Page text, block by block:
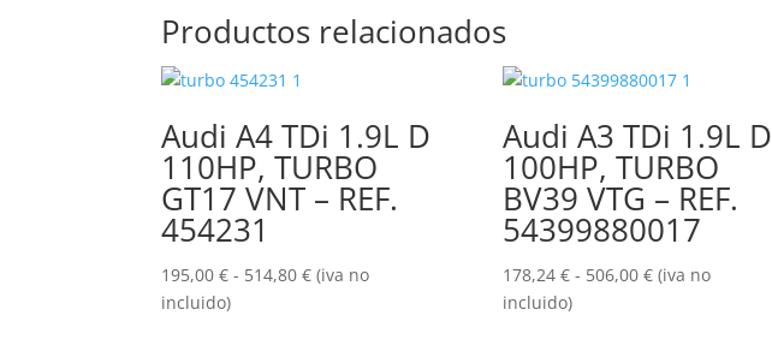
Productos relacionados
Audi A4 TDi 1.9L D
110HP, TURBO
GT17 VNT – REF.
454231
195,00€ - 514,80€Rango
(iva no
incluido)
Audi A3 TDi 1.9L D
100HP, TURBO
BV39 VTG – REF.
54399880017
178,24 € - 506,00 €Rango
(iva no
incluido)